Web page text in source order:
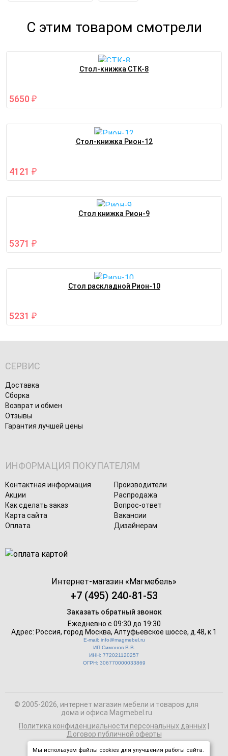
С этим товаром смотрели
Стол-книжка СТК-8
5650 ₽
Стол-книжка Рион-12
4121 ₽
Стол книжка Рион-9
5371 ₽
Стол раскладной Рион-10
5231 ₽
СЕРВИС
Доставка
Сборка
Возврат и обмен
Отзывы
Гарантия лучшей цены
ИНФОРМАЦИЯ ПОКУПАТЕЛЯМ
Контактная информация
Производители
Акции
Распродажа
Как сделать заказ
Вопрос-ответ
Карта сайта
Вакансии
Оплата
Дизайнерам
Интернет-магазин «Магмебель»
+7 (495) 240-81-53
Заказать обратный звонок
Ежедневно с 09:30 до 19:30
Адрес: Россия, город Москва, Алтуфьевское шоссе, д.48, к.1
E-mail: info@magmebel.ru
ИП Симонов В.В.
ИНН: 772021120257
ОГРН: 306770000033869
© 2005-2026, интернет магазин мебели и товаров для
дома и офиса Magmebel.ru
Политика конфиденциальности персональных данных
Договор публичной оферты
Мы используем файлы cookies для улучшения работы сайта.